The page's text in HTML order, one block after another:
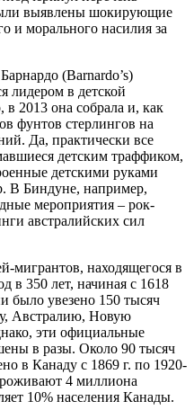
выявлены шокирующие
и морального насилия за
(Barnardo’s)
лидером в детской
в 2013 она собрала и, как
фунтов стерлингов на
Да, практически все
детским траффиком,
детскими руками
В Биндуне, например,
мероприятия – рок-
австралийских сил
мигрантов, находящегося в
в 350 лет, начиная с 1618
было увезено 150 тысяч
Австралию, Новую
эти официальные
в разы. Около 90 тысяч
в Канаду с 1869 г. по 1920-
4 миллиона
10% населения Канады.